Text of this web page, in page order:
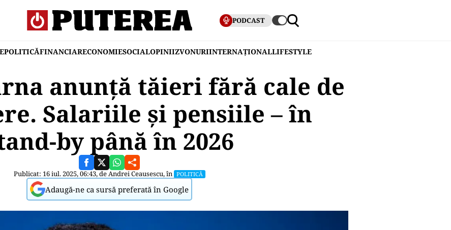
PODCAST
POLITICĂFINANCIARECONOMIESOCIALOPINIIZVONURIINTERNAȚIONALLIFESTYLE
anunță tăieri fără cale de
Salariile și pensiile – în
by până în 2026
Publicat: 16 iul. 2025, 06:43, deAndrei Ceausescu, în POLITICĂ
Adaugă-ne ca sursă preferată în Google